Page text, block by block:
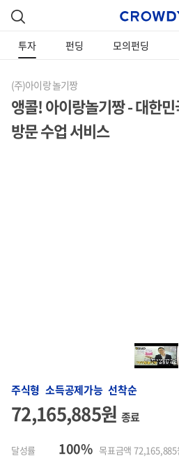
투자 펀딩 모의펀딩
(주)아이랑 놀기짱
앵콜! 아이랑놀기짱 - 대한
방문 수업 서비스
주식형 소득공제가능 선착순
72,165,885원 종료
달성률 100% 목표금액 72,165,885